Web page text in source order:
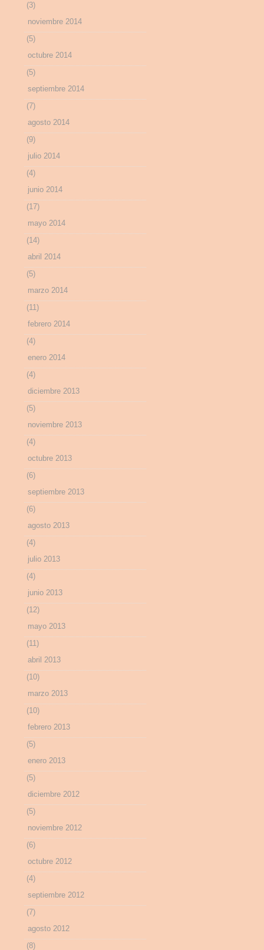
(3)
noviembre 2014
(5)
octubre 2014
(5)
septiembre 2014
(7)
agosto 2014
(9)
julio 2014
(4)
junio 2014
(17)
mayo 2014
(14)
abril 2014
(5)
marzo 2014
(11)
febrero 2014
(4)
enero 2014
(4)
diciembre 2013
(5)
noviembre 2013
(4)
octubre 2013
(6)
septiembre 2013
(6)
agosto 2013
(4)
julio 2013
(4)
junio 2013
(12)
mayo 2013
(11)
abril 2013
(10)
marzo 2013
(10)
febrero 2013
(5)
enero 2013
(5)
diciembre 2012
(5)
noviembre 2012
(6)
octubre 2012
(4)
septiembre 2012
(7)
agosto 2012
(8)